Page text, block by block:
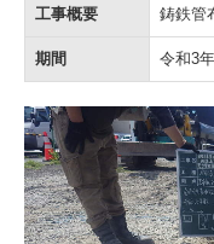
工事概要 鋳鉄管
期間 令和3